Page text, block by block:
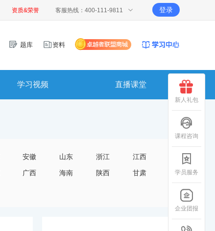
资质&荣誉 客服热线：400-111-9811 登录
题库 资料
学习视频 直播课堂
安徽 山东 浙江 江西
广西 海南 陕西 甘肃
新人礼包
课程咨询
学员服务
企业团报